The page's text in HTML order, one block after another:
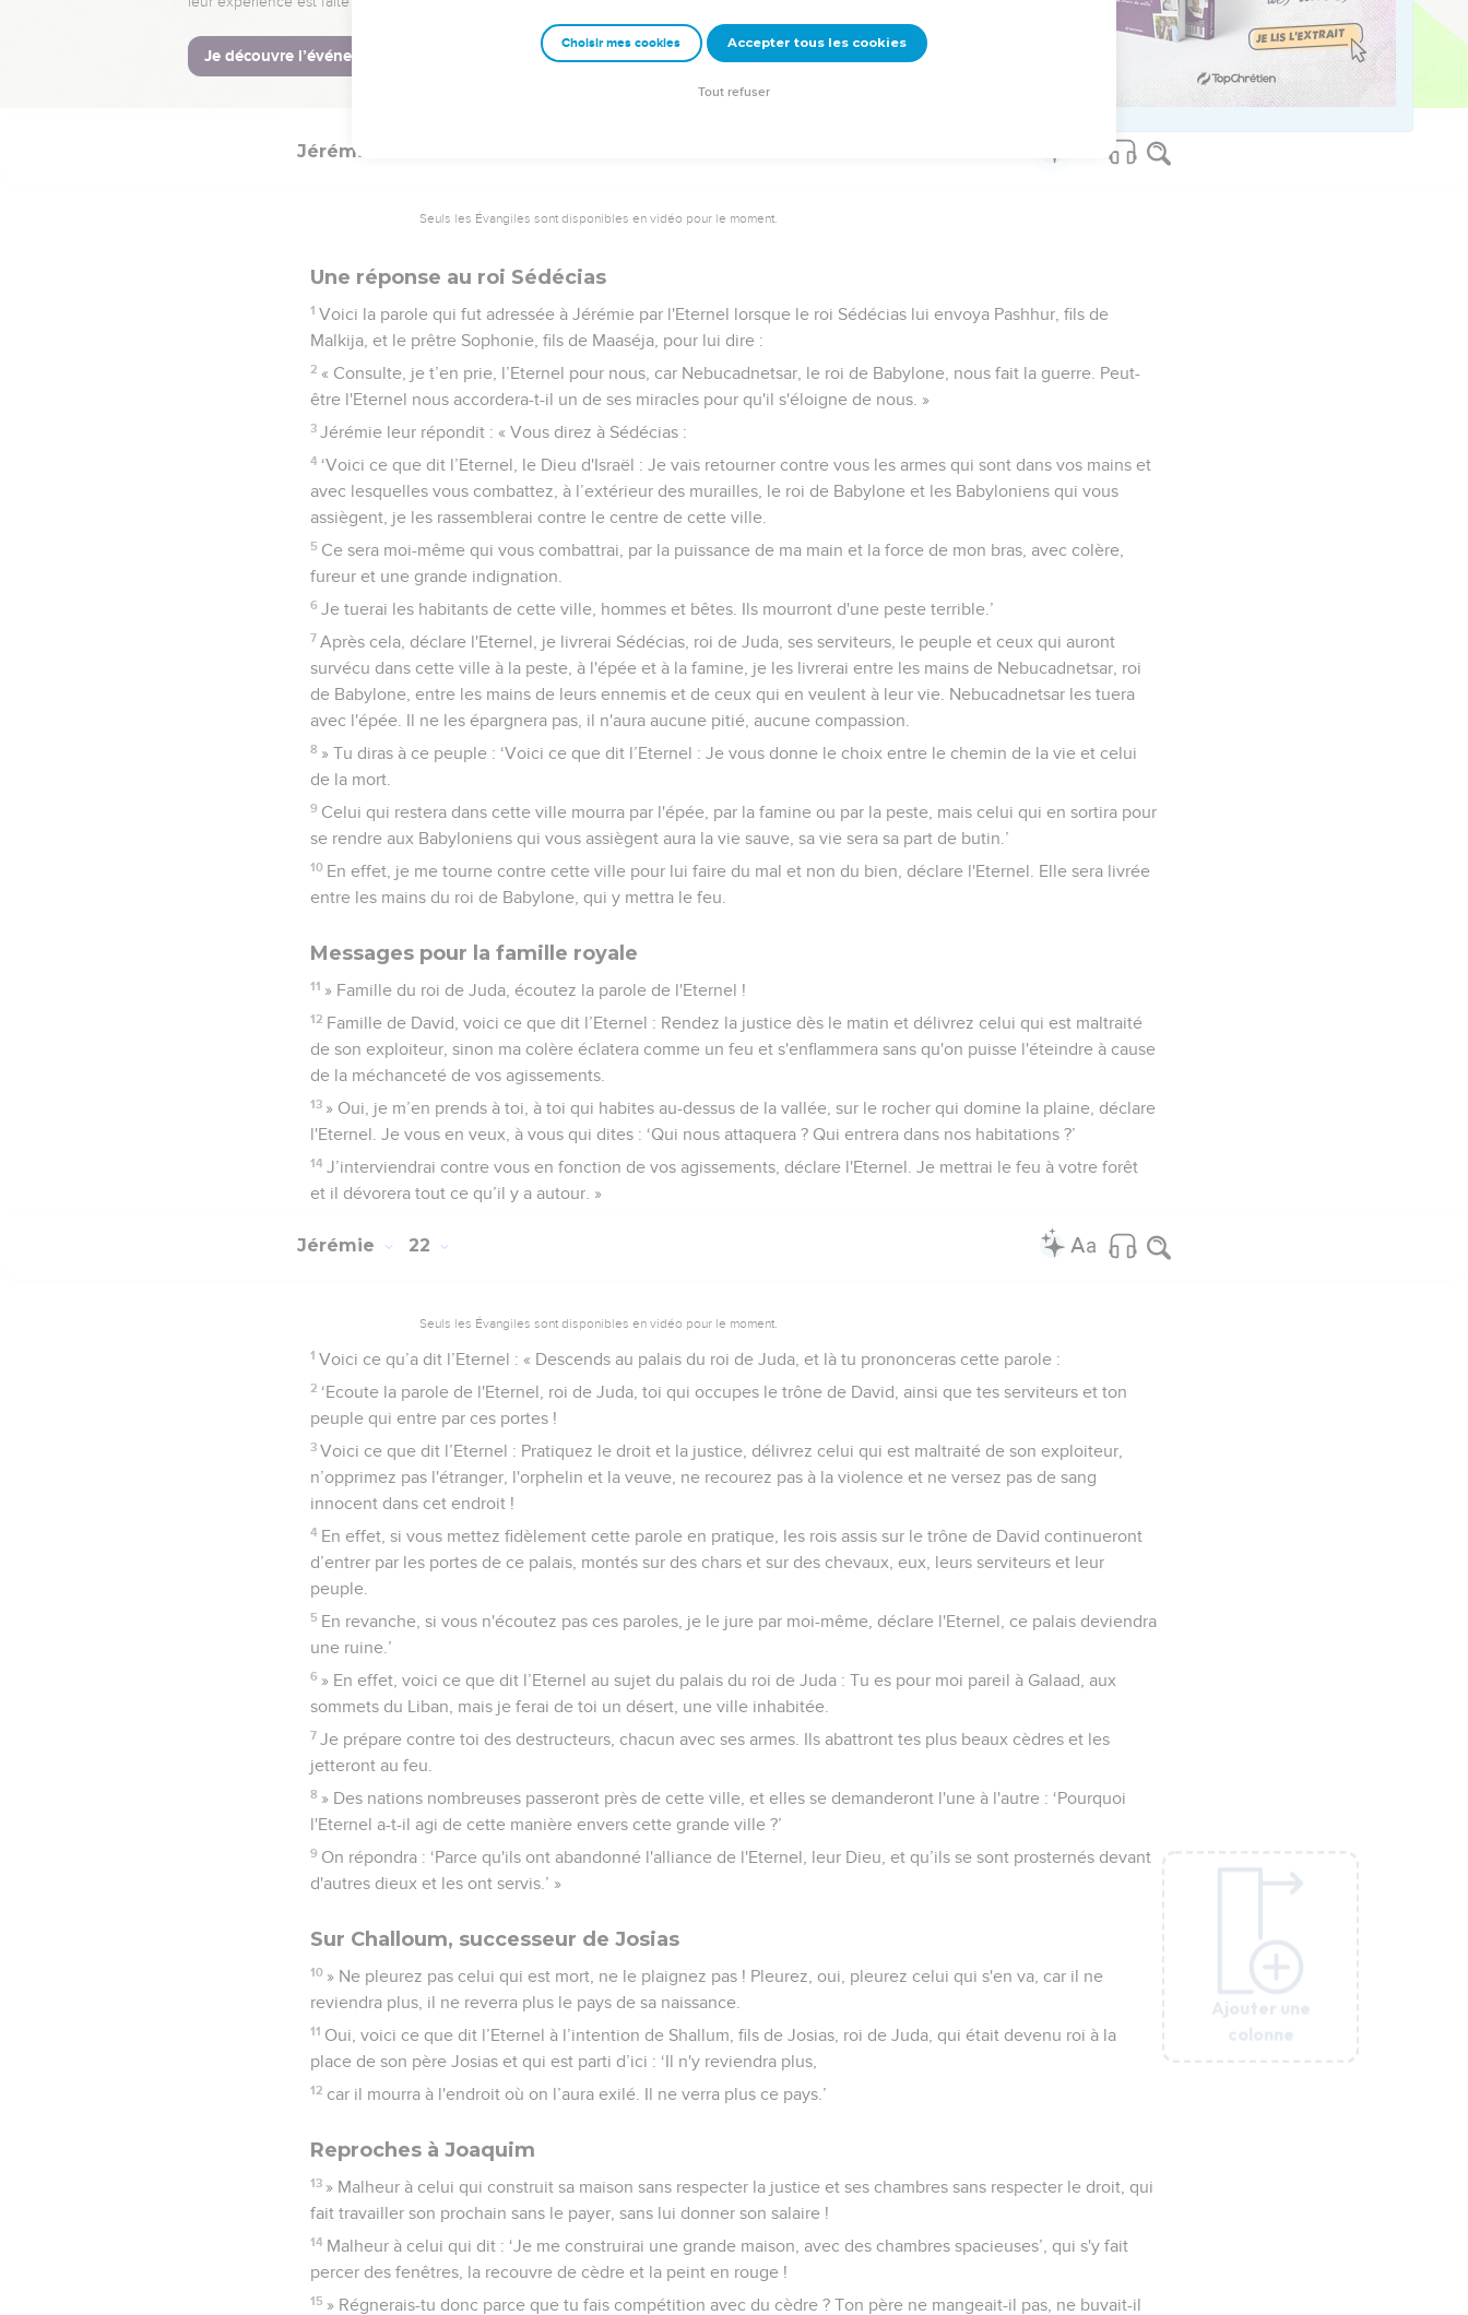
18 Pourquoi suis-je sorti du ventre maternel, si c’est pour connaître le malheur et la douleur et pour finir ma vie
Ajouter une
colonne
Jérémie
Seuls les Évangiles sont disponibles en vidéo pour le moment.
Une réponse au roi Sédécias
1 Voici la parole qui fut adressée à Jérémie par l'Eternel lorsque le roi Sédécias lui envoya Pashhur, fils de
Malkija, et le prêtre Sophonie, fils de Maaséja, pour lui dire :
2 « Consulte, je t’en prie, l’Eternel pour nous, car Nebucadnetsar, le roi de Babylone, nous fait la guerre. Peut-
être l'Eternel nous accordera-t-il un de ses miracles pour qu'il s'éloigne de nous. »
3 Jérémie leur répondit : « Vous direz à Sédécias :
4 ‘Voici ce que dit l’Eternel, le Dieu d'Israël : Je vais retourner contre vous les armes qui sont dans vos mains et
avec lesquelles vous combattez, à l’extérieur des murailles, le roi de Babylone et les Babyloniens qui vous
assiègent, je les rassemblerai contre le centre de cette ville.
5 Ce sera moi-même qui vous combattrai, par la puissance de ma main et la force de mon bras, avec colère,
fureur et une grande indignation.
6 Je tuerai les habitants de cette ville, hommes et bêtes. Ils mourront d'une peste terrible.’
7 Après cela, déclare l'Eternel, je livrerai Sédécias, roi de Juda, ses serviteurs, le peuple et ceux qui auront
survécu dans cette ville à la peste, à l'épée et à la famine, je les livrerai entre les mains de Nebucadnetsar, roi
de Babylone, entre les mains de leurs ennemis et de ceux qui en veulent à leur vie. Nebucadnetsar les tuera
avec l'épée. Il ne les épargnera pas, il n'aura aucune pitié, aucune compassion.
8 » Tu diras à ce peuple : ‘Voici ce que dit l’Eternel : Je vous donne le choix entre le chemin de la vie et celui
de la mort.
9 Celui qui restera dans cette ville mourra par l'épée, par la famine ou par la peste, mais celui qui en sortira pour
se rendre aux Babyloniens qui vous assiègent aura la vie sauve, sa vie sera sa part de butin.’
10 En effet, je me tourne contre cette ville pour lui faire du mal et non du bien, déclare l'Eternel. Elle sera livrée
entre les mains du roi de Babylone, qui y mettra le feu.
Messages pour la famille royale
11 » Famille du roi de Juda, écoutez la parole de l'Eternel !
12 Famille de David, voici ce que dit l’Eternel : Rendez la justice dès le matin et délivrez celui qui est maltraité
de son exploiteur, sinon ma colère éclatera comme un feu et s'enflammera sans qu'on puisse l'éteindre à cause
de la méchanceté de vos agissements.
13 » Oui, je m’en prends à toi, à toi qui habites au-dessus de la vallée, sur le rocher qui domine la plaine, déclare
l'Eternel. Je vous en veux, à vous qui dites : ‘Qui nous attaquera ? Qui entrera dans nos habitations ?’
14 J’interviendrai contre vous en fonction de vos agissements, déclare l'Eternel. Je mettrai le feu à votre forêt
et il dévorera tout ce qu’il y a autour. »
Ajouter une
colonne
Jérémie 22
Seuls les Évangiles sont disponibles en vidéo pour le moment.
1 Voici ce qu’a dit l’Eternel : « Descends au palais du roi de Juda, et là tu prononceras cette parole :
2 ‘Ecoute la parole de l'Eternel, roi de Juda, toi qui occupes le trône de David, ainsi que tes serviteurs et ton
peuple qui entre par ces portes !
3 Voici ce que dit l’Eternel : Pratiquez le droit et la justice, délivrez celui qui est maltraité de son exploiteur,
n’opprimez pas l'étranger, l'orphelin et la veuve, ne recourez pas à la violence et ne versez pas de sang
innocent dans cet endroit !
4 En effet, si vous mettez fidèlement cette parole en pratique, les rois assis sur le trône de David continueront
d’entrer par les portes de ce palais, montés sur des chars et sur des chevaux, eux, leurs serviteurs et leur
peuple.
5 En revanche, si vous n'écoutez pas ces paroles, je le jure par moi-même, déclare l'Eternel, ce palais deviendra
une ruine.’
6 » En effet, voici ce que dit l’Eternel au sujet du palais du roi de Juda : Tu es pour moi pareil à Galaad, aux
sommets du Liban, mais je ferai de toi un désert, une ville inhabitée.
7 Je prépare contre toi des destructeurs, chacun avec ses armes. Ils abattront tes plus beaux cèdres et les
jetteront au feu.
8 » Des nations nombreuses passeront près de cette ville, et elles se demanderont l'une à l'autre : ‘Pourquoi
l'Eternel a-t-il agi de cette manière envers cette grande ville ?’
9 On répondra : ‘Parce qu'ils ont abandonné l'alliance de l'Eternel, leur Dieu, et qu’ils se sont prosternés devant
d'autres dieux et les ont servis.’ »
Sur Challoum, successeur de Josias
10 » Ne pleurez pas celui qui est mort, ne le plaignez pas ! Pleurez, oui, pleurez celui qui s'en va, car il ne
reviendra plus, il ne reverra plus le pays de sa naissance.
11 Oui, voici ce que dit l’Eternel à l’intention de Shallum, fils de Josias, roi de Juda, qui était devenu roi à la
place de son père Josias et qui est parti d’ici : ‘Il n'y reviendra plus,
12 car il mourra à l'endroit où on l’aura exilé. Il ne verra plus ce pays.’
Reproches à Joaquim
13 » Malheur à celui qui construit sa maison sans respecter la justice et ses chambres sans respecter le droit, qui
fait travailler son prochain sans le payer, sans lui donner son salaire !
14 Malheur à celui qui dit : ‘Je me construirai une grande maison, avec des chambres spacieuses’, qui s'y fait
percer des fenêtres, la recouvre de cèdre et la peint en rouge !
15 » Régnerais-tu donc parce que tu fais compétition avec du cèdre ? Ton père ne mangeait-il pas, ne buvait-il
Ajouter une
colonne
Ajouter une
colonne
Ajouter une
colonne
Ajouter une
colonne
Choisir mes cookies Accepter tous les cookies
Tout refuser